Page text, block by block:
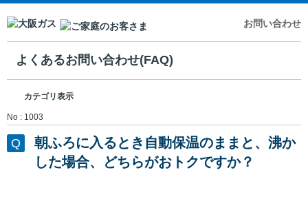
お問い合わせ
よくあるお問い合わせ(FAQ)
カテゴリ表示
No : 1003
朝ふろに入るとき自動保温のままと、沸か
した場合、どちらがおトクですか？